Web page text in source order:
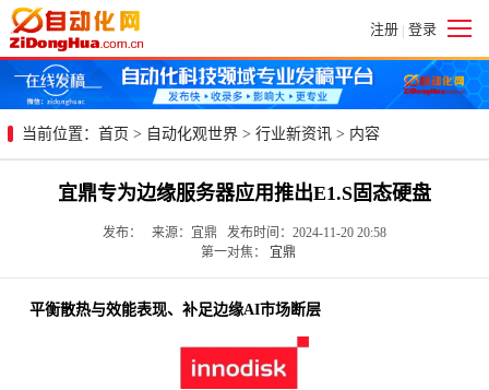
注册 | 登录
当前位置： 首页 > 自动化观世界 > 行业新资讯 > 内容
宜鼎专为边缘服务器应用推出E1.S固态硬盘
发布： 来源：宜鼎 发布时间：2024-11-20 20:58
第一对焦：
宜鼎
平衡散热与效能表现、补足边缘AI市场断层